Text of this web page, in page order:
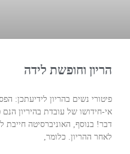
הריון וחופשת לידה
פיטורי נשים בהריון לידיעתכן:
אי-חידושו של עובדת בהיריון הנם
דבר! בנוסף, האוניברסיטה
לאחר ההריון. כלומר,